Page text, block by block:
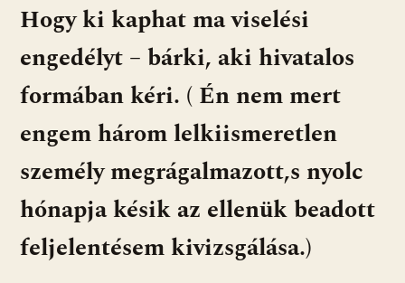
Hogy ki kaphat ma viselési
engedélyt – bárki, aki hivatalos
formában kéri. ( Én nem mert
engem három lelkiismeretlen
személy megrágalmazott,s nyolc
hónapja késik az ellenük beadott
feljelentésem kivizsgálása.)